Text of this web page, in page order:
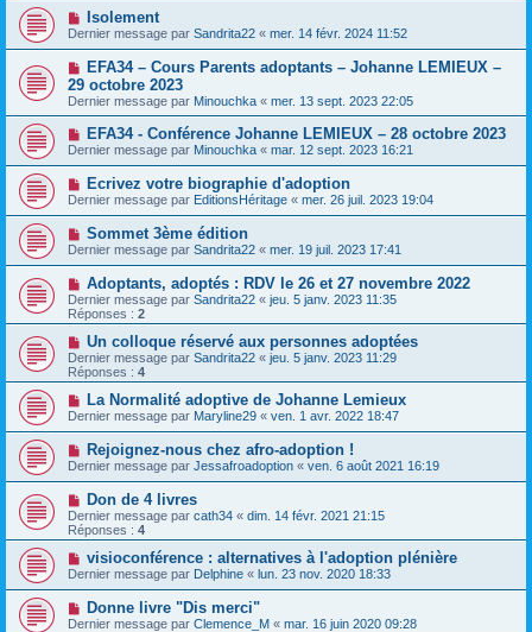
Isolement
Dernier message par Sandrita22 « mer. 14 févr. 2024 11:52
EFA34 – Cours Parents adoptants – Johanne LEMIEUX –
29 octobre 2023
Dernier message par Minouchka « mer. 13 sept. 2023 22:05
EFA34 - Conférence Johanne LEMIEUX – 28 octobre 2023
Dernier message par Minouchka « mar. 12 sept. 2023 16:21
Ecrivez votre biographie d'adoption
Dernier message par EditionsHéritage « mer. 26 juil. 2023 19:04
Sommet 3ème édition
Dernier message par Sandrita22 « mer. 19 juil. 2023 17:41
Adoptants, adoptés : RDV le 26 et 27 novembre 2022
Dernier message par Sandrita22 « jeu. 5 janv. 2023 11:35
Réponses : 2
Un colloque réservé aux personnes adoptées
Dernier message par Sandrita22 « jeu. 5 janv. 2023 11:29
Réponses : 4
La Normalité adoptive de Johanne Lemieux
Dernier message par Maryline29 « ven. 1 avr. 2022 18:47
Rejoignez-nous chez afro-adoption !
Dernier message par Jessafroadoption « ven. 6 août 2021 16:19
Don de 4 livres
Dernier message par cath34 « dim. 14 févr. 2021 21:15
Réponses : 4
visioconférence : alternatives à l'adoption plénière
Dernier message par Delphine « lun. 23 nov. 2020 18:33
Donne livre "Dis merci"
Dernier message par Clemence_M « mar. 16 juin 2020 09:28